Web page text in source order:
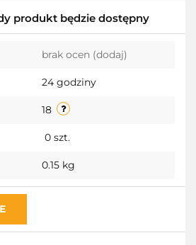
produkt będzie dostępny
brak ocen (dodaj)
24 godziny
18
0 szt.
0.15 kg